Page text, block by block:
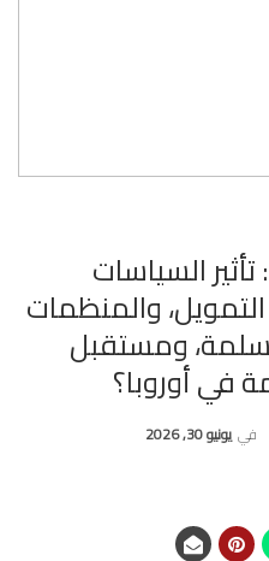
السياسات
التمويل، والمنظمات
ومستقبل
في أوروبا؟
في يونيو 30, 2026